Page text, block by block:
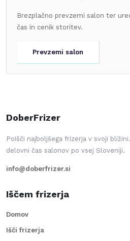
Brezplačno prevzemi salon ter
čas in cenik storitev.
Prevzemi salon
DoberFrizer
Poišči najboljšega frizerja v svoji
delovni čas salonov po vsej Sloveniji.
info@doberfrizer.si
Iščem frizerja
Domov
Išči frizerja